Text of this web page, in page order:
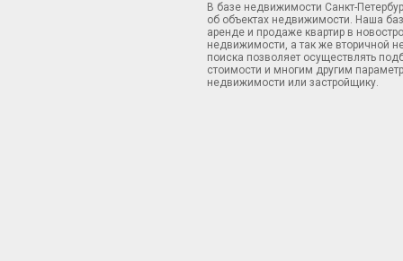
В базе недвижимости Санкт-
об объектах недвижимости. Наша
аренде и продаже квартир в
недвижимости, а так же вторичной
поиска позволяет осуществлять
стоимости и многим другим
недвижимости или застройщику.